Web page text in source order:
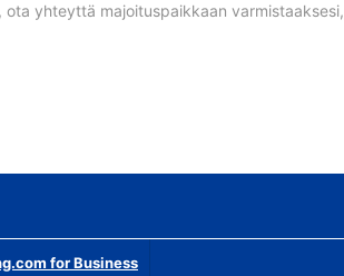
yhteyttä majoituspaikkaan varmistaaksesi,
for Business